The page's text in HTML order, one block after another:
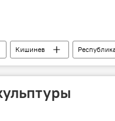
Кишинев
секс-скандал